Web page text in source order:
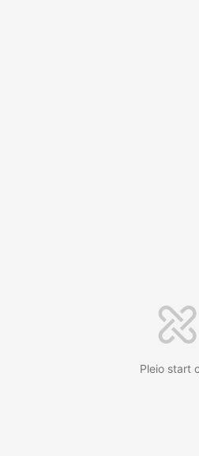
Pleio start